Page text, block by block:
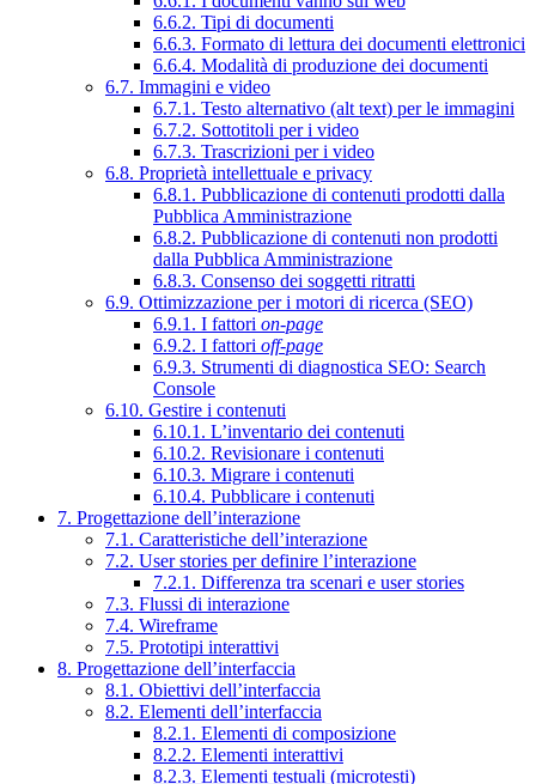
6.6.2. Tipi di documenti
6.6.3. Formato di lettura dei documenti elettronici
6.6.4. Modalità di produzione dei documenti
6.7. Immagini e video
6.7.1. Testo alternativo (alt text) per le immagini
6.7.2. Sottotitoli per i video
6.7.3. Trascrizioni per i video
6.8. Proprietà intellettuale e privacy
6.8.1. Pubblicazione di contenuti prodotti dalla
Pubblica Amministrazione
6.8.2. Pubblicazione di contenuti non prodotti
dalla Pubblica Amministrazione
6.8.3. Consenso dei soggetti ritratti
6.9. Ottimizzazione per i motori di ricerca (SEO)
6.9.1. I fattori on-page
6.9.2. I fattori off-page
6.9.3. Strumenti di diagnostica SEO: Search
Console
6.10. Gestire i contenuti
6.10.1. L’inventario dei contenuti
6.10.2. Revisionare i contenuti
6.10.3. Migrare i contenuti
6.10.4. Pubblicare i contenuti
7. Progettazione dell’interazione
7.1. Caratteristiche dell’interazione
7.2. User stories per definire l’interazione
7.2.1. Differenza tra scenari e user stories
7.3. Flussi di interazione
7.4. Wireframe
7.5. Prototipi interattivi
8. Progettazione dell’interfaccia
8.1. Obiettivi dell’interfaccia
8.2. Elementi dell’interfaccia
8.2.1. Elementi di composizione
8.2.2. Elementi interattivi
8.2.3. Elementi testuali (microtesti)